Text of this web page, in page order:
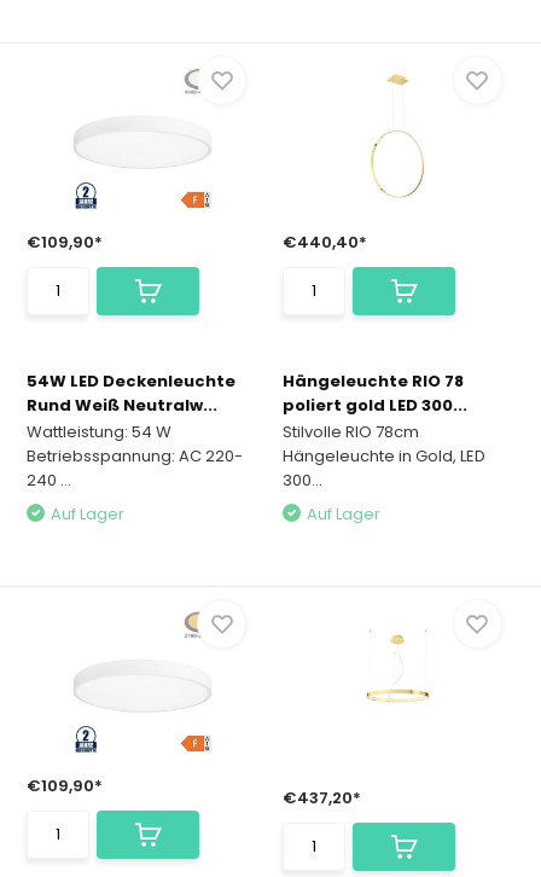
€109,90*
54W LED Deckenleuchte
Rund Weiß Neutralw...
Wattleistung: 54 W
Betriebsspannung: AC 220-
240 ...
Auf Lager
€440,40*
Hängeleuchte RIO 78
poliert gold LED 300...
Stilvolle RIO 78cm
Hängeleuchte in Gold, LED
300...
Auf Lager
€109,90*
€437,20*